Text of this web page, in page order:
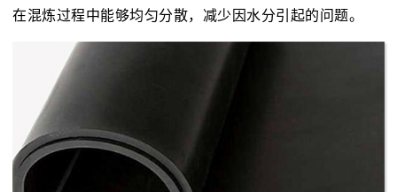
在混炼过程中能够均匀分散，减少因水分引起的问题。